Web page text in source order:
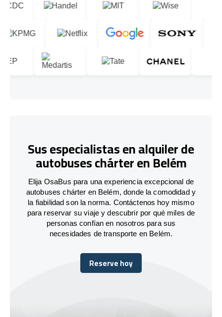
Sus especialistas en alquiler de
autobuses chárter en Belém
Elija OsaBus para una experiencia excepcional de
autobuses chárter en Belém, donde la comodidad y
la fiabilidad son la norma. Contáctenos hoy mismo
para reservar su viaje y descubrir por qué miles de
personas confían en nosotros para sus
necesidades de transporte en Belém.
Reserve hoy
Reserve hoy